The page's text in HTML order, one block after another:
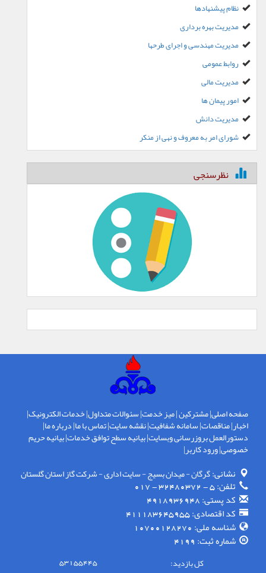
نظام پیشنهادها
مدیریت بهره برداری
مدیریت مهندسی و اجرای طرحها
روابط عمومی
مدیریت مالی
امور پیمان ها
مدیریت دانش
شورای امر به معروف و نهی از منکر
نظرسنجی
صفحه اصلی|مشترکین|میز خدمت|سئوالات متداول|خدمات الکترونیک|
اخبار|مناقصات|سامانه شفافیت|نقشه سایت|تماس با ما|درباره ما|
دستورالعمل بروزرسانی وبسایت|بیانیه سطح توافق خدمات|بیانیه حریم
خصوصی|ورود کاربر|
نشانی:گرگان - ميدان بسيج - سايت اداری - شركت گاز استان گلستان
تلفن: 5 - 32480372 - 017
کد پستی: 4918936948
کد اقتصادی: 411183645955
شناسه ملی: 10700128270
شماره ثبت: 4199
کل بازدید: 53155445